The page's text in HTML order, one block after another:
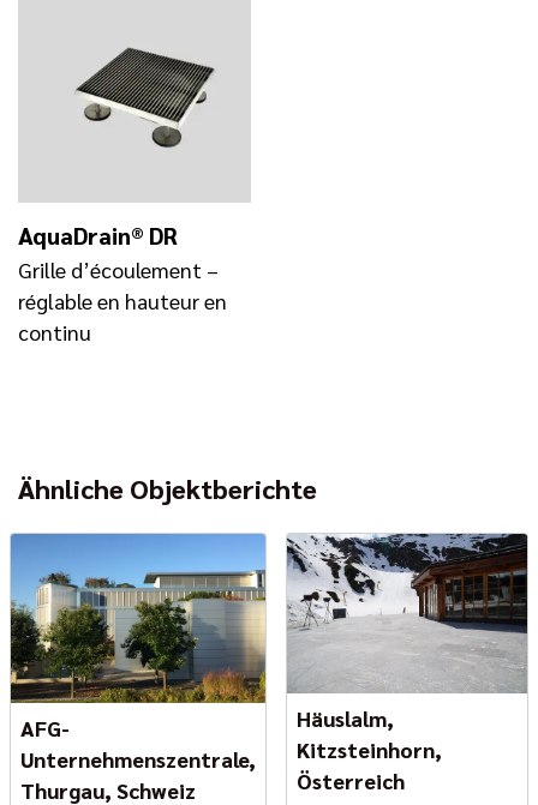
AquaDrain® DR
Grille d’écoulement –
réglable en hauteur en
continu
Ähnliche Objektberichte
AFG-
Unternehmenszentrale,
Thurgau, Schweiz
Häuslalm,
Kitzsteinhorn,
Österreich